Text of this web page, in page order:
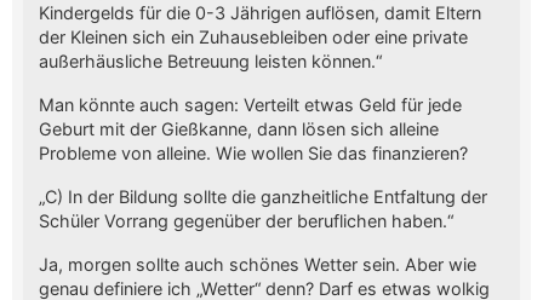
Kindergelds für die 0-3 Jährigen auflösen, damit Eltern
der Kleinen sich ein Zuhausebleiben oder eine private
außerhäusliche Betreuung leisten können.“
Man könnte auch sagen: Verteilt etwas Geld für jede
Geburt mit der Gießkanne, dann lösen sich alleine
Probleme von alleine. Wie wollen Sie das finanzieren?
„C) In der Bildung sollte die ganzheitliche Entfaltung der
Schüler Vorrang gegenüber der beruflichen haben.“
Ja, morgen sollte auch schönes Wetter sein. Aber wie
genau definiere ich „Wetter“ denn? Darf es etwas wolkig